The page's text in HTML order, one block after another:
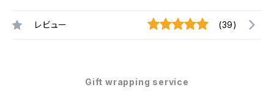
レビュー (39)
Gift wrapping service